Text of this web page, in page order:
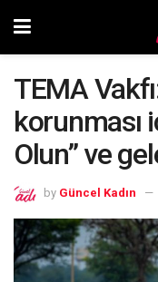
TEMA
korunması
Olun” ve
by Güncel Kadın